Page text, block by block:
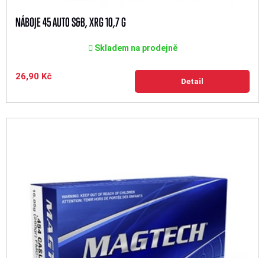
NÁBOJE 45 AUTO S&B, XRG 10,7 G
Skladem na prodejně
26,90 Kč Detail